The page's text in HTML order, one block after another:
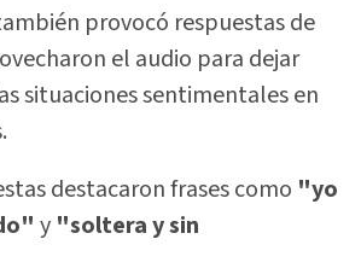
provocó respuestas de
el audio para dejar
situaciones sentimentales en
destacaron frases como "yo
y "soltera y sin